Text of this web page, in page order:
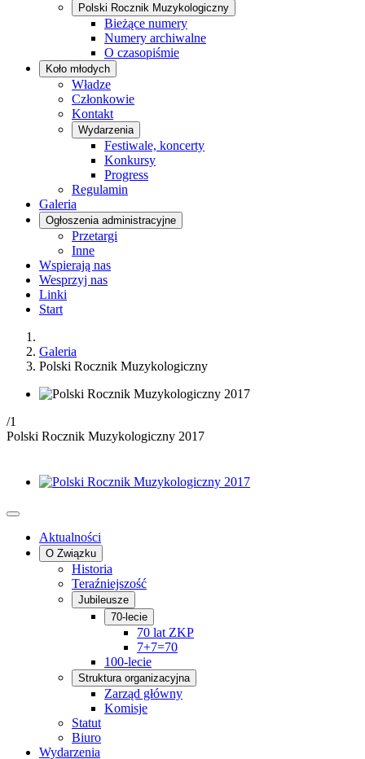
Polski Rocznik Muzykologiczny
Bieżące numery
Numery archiwalne
O czasopiśmie
Koło młodych
Władze
Członkowie
Kontakt
Wydarzenia
Festiwale, koncerty
Konkursy
Progress
Regulamin
Galeria
Ogłoszenia administracyjne
Przetargi
Inne
Wspierają nas
Wesprzyj nas
Linki
Start
Galeria
Polski Rocznik Muzykologiczny
/1
Polski Rocznik Muzykologiczny 2017
Aktualności
O Związku
Historia
Teraźniejszość
Jubileusze
70-lecie
70 lat ZKP
7+7=70
100-lecie
Struktura organizacyjna
Zarząd główny
Komisje
Statut
Biuro
Wydarzenia